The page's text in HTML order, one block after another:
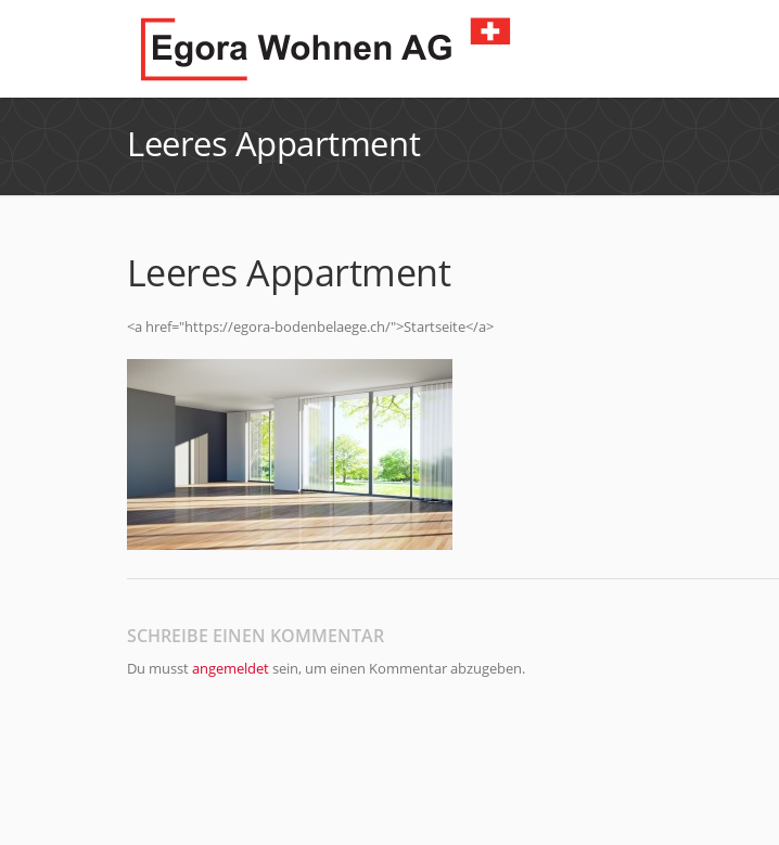
Leeres Appartment
Leeres Appartment
<a href="https://egora-bodenbelaege.ch/">Startseite</a>
SCHREIBE EINEN KOMMENTAR
Du musstangemeldetsein, um einen Kommentar abzugeben.